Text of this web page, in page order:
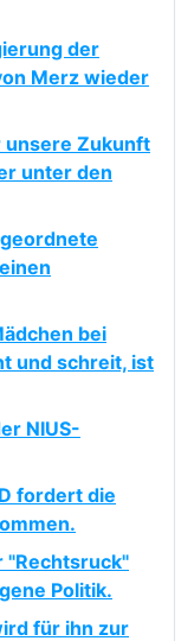
der
Merz wieder
Zukunft
unter den
bei
und schreit, ist
NIUS-
fordert die
"Rechtsruck"
Politik.
für ihn zur